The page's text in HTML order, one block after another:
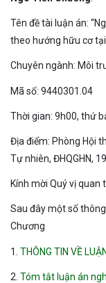
Tên đề tài luận án:
theo hướng hữu cơ
Chuyên ngành: Môi
Mã số: 9440301.04
Thời gian: 9h00, thứ
Địa điểm: Phòng Hội
Tự nhiên, ĐHQGHN,
Kính mời Quý vị quan
Sau đây một số
Chương
1. THÔNG TIN VỀ
2. Tóm tắt luận án